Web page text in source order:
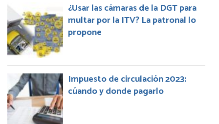
¿Usar las cámaras de la DGT para
multar por la ITV? La patronal lo
propone
Impuesto de circulación 2023:
cúando y donde pagarlo